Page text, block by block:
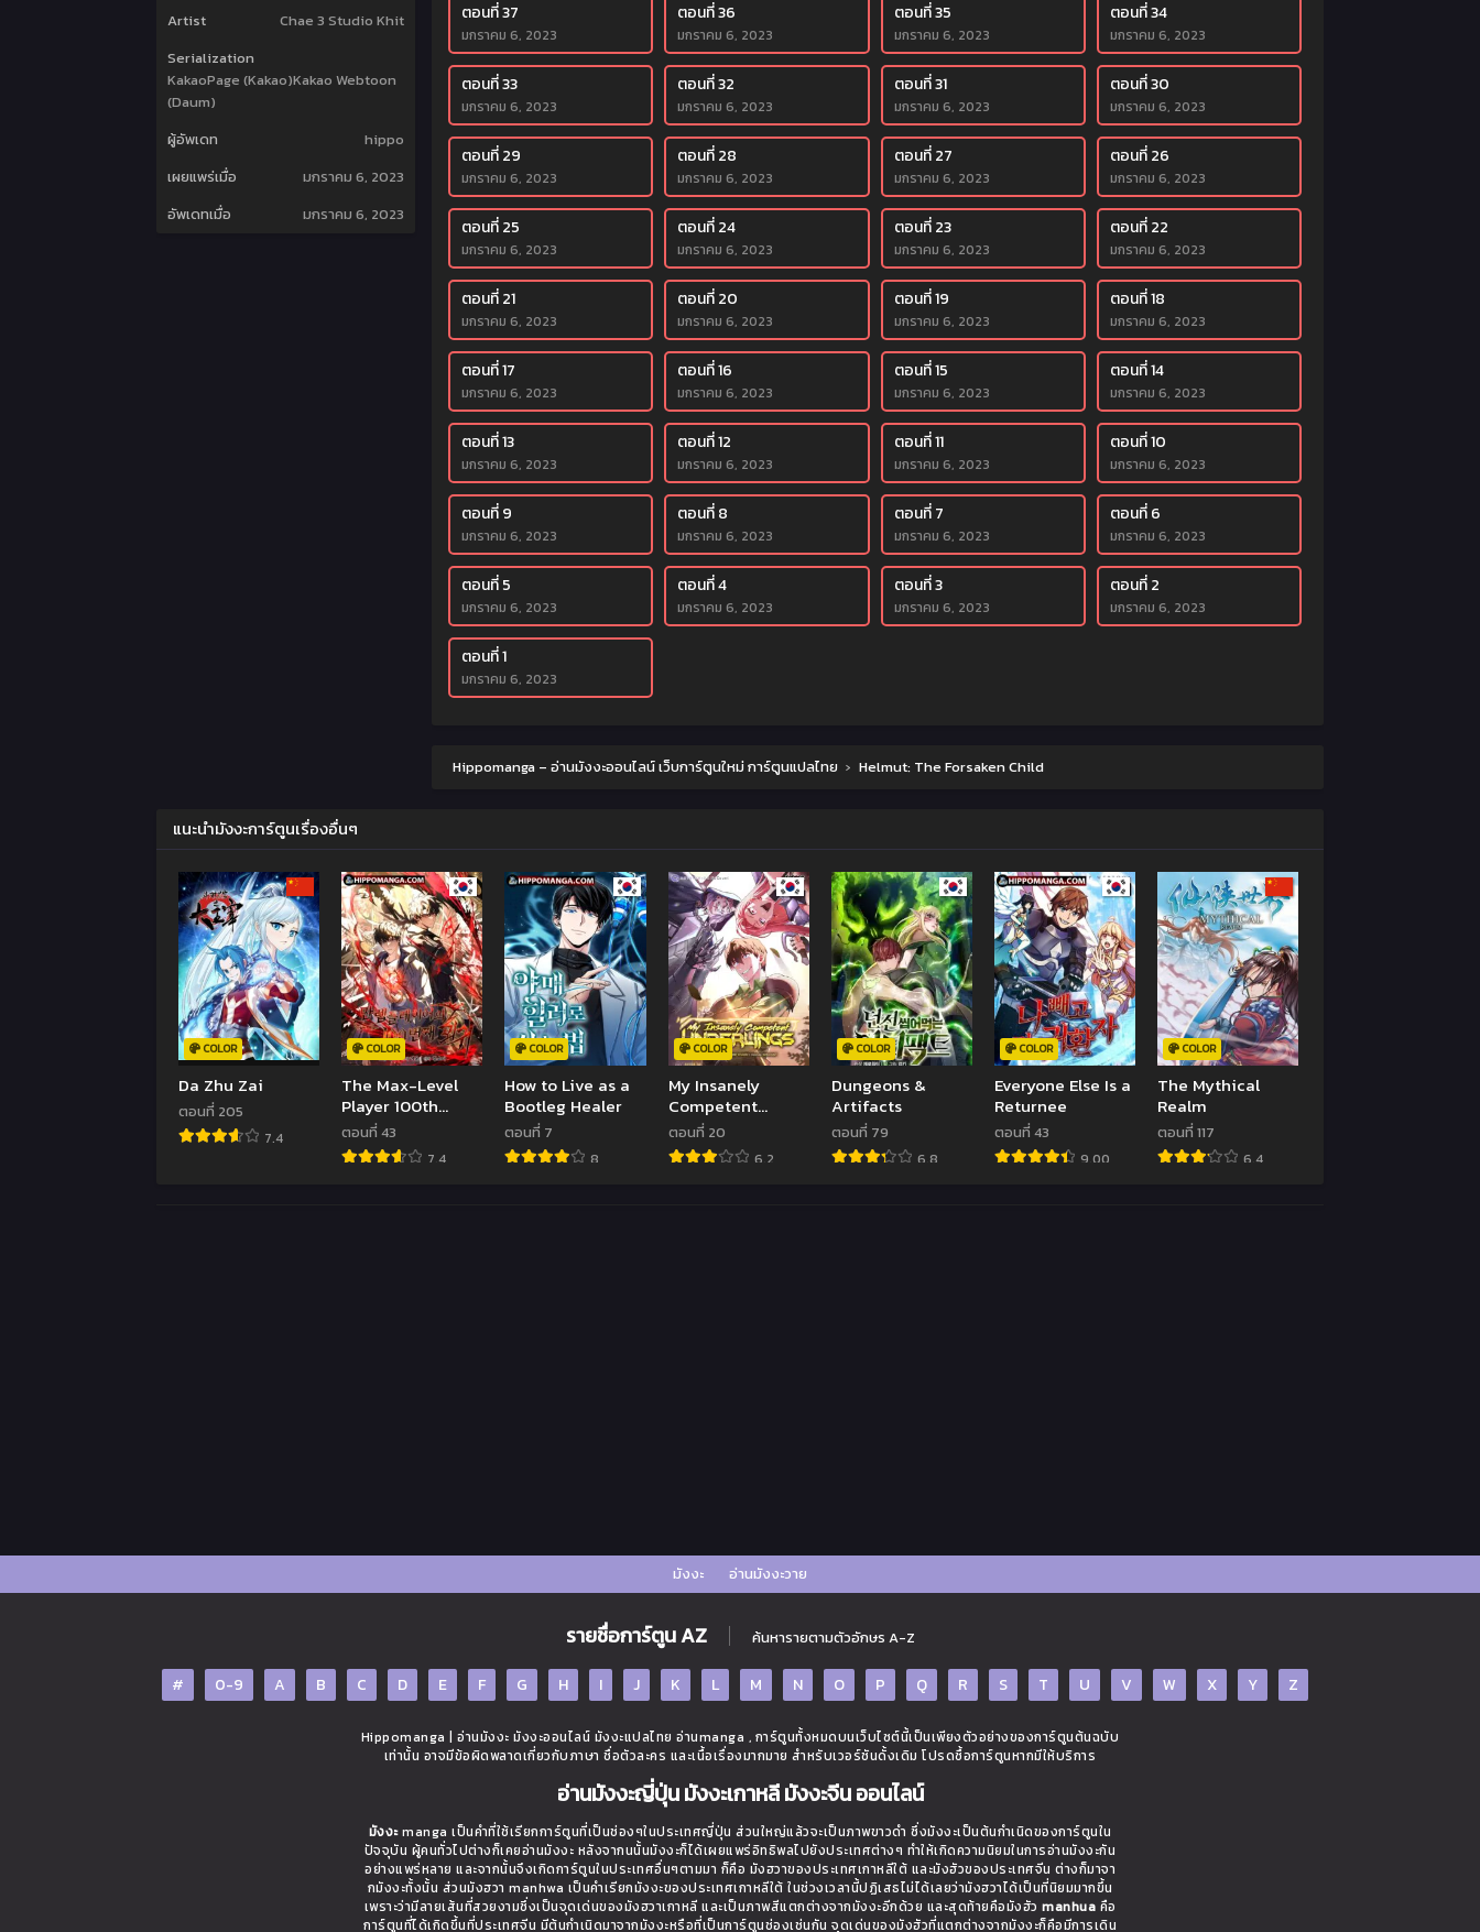
Artist
Chae 3 Studio Khit
Serialization
KakaoPage (Kakao)Kakao Webtoon
(Daum)
ผู้อัพเดท
hippo
เผยแพร่เมื่อ
มกราคม 6, 2023
อัพเดทเมื่อ
มกราคม 6, 2023
ตอนที่ 37
มกราคม 6, 2023
ตอนที่ 36
มกราคม 6, 2023
ตอนที่ 35
มกราคม 6, 2023
ตอนที่ 34
มกราคม 6, 2023
ตอนที่ 33
มกราคม 6, 2023
ตอนที่ 32
มกราคม 6, 2023
ตอนที่ 31
มกราคม 6, 2023
ตอนที่ 30
มกราคม 6, 2023
ตอนที่ 29
มกราคม 6, 2023
ตอนที่ 28
มกราคม 6, 2023
ตอนที่ 27
มกราคม 6, 2023
ตอนที่ 26
มกราคม 6, 2023
ตอนที่ 25
มกราคม 6, 2023
ตอนที่ 24
มกราคม 6, 2023
ตอนที่ 23
มกราคม 6, 2023
ตอนที่ 22
มกราคม 6, 2023
ตอนที่ 21
มกราคม 6, 2023
ตอนที่ 20
มกราคม 6, 2023
ตอนที่ 19
มกราคม 6, 2023
ตอนที่ 18
มกราคม 6, 2023
ตอนที่ 17
มกราคม 6, 2023
ตอนที่ 16
มกราคม 6, 2023
ตอนที่ 15
มกราคม 6, 2023
ตอนที่ 14
มกราคม 6, 2023
ตอนที่ 13
มกราคม 6, 2023
ตอนที่ 12
มกราคม 6, 2023
ตอนที่ 11
มกราคม 6, 2023
ตอนที่ 10
มกราคม 6, 2023
ตอนที่ 9
มกราคม 6, 2023
ตอนที่ 8
มกราคม 6, 2023
ตอนที่ 7
มกราคม 6, 2023
ตอนที่ 6
มกราคม 6, 2023
ตอนที่ 5
มกราคม 6, 2023
ตอนที่ 4
มกราคม 6, 2023
ตอนที่ 3
มกราคม 6, 2023
ตอนที่ 2
มกราคม 6, 2023
ตอนที่ 1
มกราคม 6, 2023
Hippomanga – อ่านมังงะออนไลน์ เว็บการ์ตูนใหม่ การ์ตูนแปลไทย › Helmut: The Forsaken Child
แนะนำมังงะการ์ตูนเรื่องอื่นๆ
COLOR
Da Zhu Zai
ตอนที่ 205
7.4
COLOR
The Max-Level
Player 100th
Regression
ตอนที่ 43
7.4
COLOR
How to Live as a
Bootleg Healer
ตอนที่ 7
8
COLOR
My Insanely
Competent
Underlings
ตอนที่ 20
6.2
COLOR
Dungeons &
Artifacts
ตอนที่ 79
6.8
COLOR
Everyone Else Is a
Returnee
ตอนที่ 43
9.00
COLOR
The Mythical
Realm
ตอนที่ 117
6.4
มังงะ อ่านมังงะวาย
รายชื่อการ์ตูน AZ ค้นหารายตามตัวอักษร A-Z
# 0-9 A B C D E F G H I J K L M N O P Q R S T U V W X Y Z
Hippomanga | อ่านมังงะ มังงะออนไลน์ มังงะแปลไทย อ่านmanga , การ์ตูนทั้งหมดบนเว็บไซต์นี้เป็นเพียงตัวอย่างของการ์ตูนต้นฉบับ
เท่านั้น อาจมีข้อผิดพลาดเกี่ยวกับภาษา ชื่อตัวละคร และเนื้อเรื่องมากมาย สำหรับเวอร์ชันดั้งเดิม โปรดซื้อการ์ตูนหากมีให้บริการ
อ่านมังงะญี่ปุ่น มังงะเกาหลี มังงะจีน ออนไลน์
มังงะmanga เป็นคำที่ใช้เรียกการ์ตูนที่เป็นช่องๆในประเทศญี่ปุ่น ส่วนใหญ่แล้วจะเป็นภาพขาวดำ ซึ่งมังงะเป็นต้นกำเนิดของการ์ตูนใน
ปัจจุบัน ผู้คนทั่วไปต่างก็เคยอ่านมังงะ หลังจากนนั้นมังงะก็ได้เผยแพร่อิทธิพลไปยังประเทศต่างๆ ทำให้เกิดความนิยมในการอ่านมังงะกัน
อย่างแพร่หลาย และจากนั้นจึงเกิดการ์ตูนในประเทศอื่นๆตามมา ก็คือ มังฮวาของประเทศเกาหลีใต้ และมังฮัวของประเทศจีน ต่างก็มาจา
กมังงะทั้งนั้น ส่วนมังฮวา manhwa เป็นคำเรียกมังงะของประเทศเกาหลีใต้ ในช่วงเวลานี้ปฏิเสธไม่ได้เลยว่ามังฮวาได้เป็นที่นิยมมากขึ้น
เพราะว่ามีลายเส้นที่สวยงามซึ่งเป็นจุดเด่นของมังฮวาเกาหลี และเป็นภาพสีแตกต่างจากมังงะอีกด้วย และสุดท้ายคือมังฮัว manhua คือ
การ์ตูนที่ได้เกิดขึ้นที่ประเทศจีน มีต้นกำเนิดมาจากมังงะหรือที่เป็นการ์ตูนช่องเช่นกัน จุดเด่นของมังฮัวที่แตกต่างจากมังงะก็คือมีการเดิน